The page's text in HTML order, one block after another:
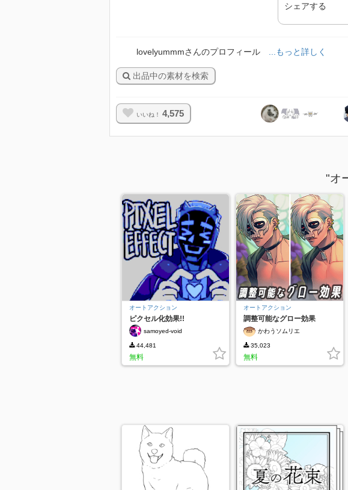
シェアする
lovelyummmさんのプロフィール ...もっと詳しく
出品中の素材を検索
いいね！ 4,575
"オ
オートアクション
ピクセル化効果!!
samoyed-void
44,481
無料
オートアクション
調整可能なグロー効果
かわうソムリエ
35,023
無料